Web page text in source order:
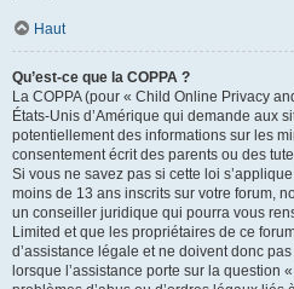
Haut
Qu’est-ce que la COPPA ?
La COPPA (pour « Child Online Privacy
États-Unis d’Amérique qui demande aux
potentiellement des informations sur les
consentement écrit des parents ou des
Si vous ne savez pas si cette loi
moins de 13 ans inscrits sur votre forum,
un conseiller juridique qui pourra vous
Limited et que les propriétaires de ce
d’assistance légale et ne doivent donc
lorsque l’assistance porte sur la question